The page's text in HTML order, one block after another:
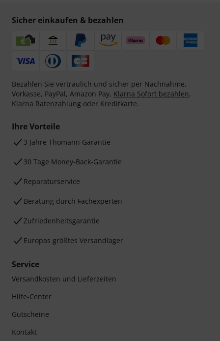
Sicher einkaufen & bezahlen
Bezahlen Sie vertraulich und sicher per Nachnahme,
Vorkasse, PayPal, Amazon Pay, Klarna Sofort bezahlen,
Klarna Ratenzahlung oder Kreditkarte.
Ihre Vorteile
3 Jahre Thomann Garantie
30 Tage Money-Back-Garantie
Reparaturservice
Beratung durch Fachexperten
Zufriedenheitsgarantie
Europas größtes Versandlager
Service
Versandkosten und Lieferzeiten
Hilfe-Center
Gutscheine
Kontakt